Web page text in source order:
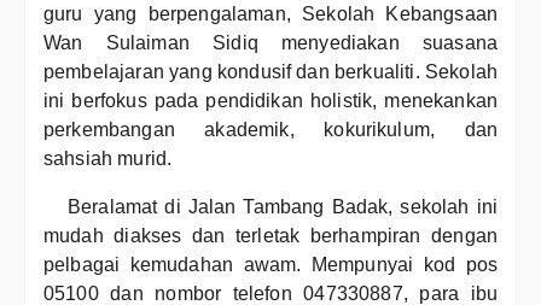
guru yang berpengalaman, Sekolah Kebangsaan
Wan Sulaiman Sidiq menyediakan suasana
pembelajaran yang kondusif dan berkualiti. Sekolah
ini berfokus pada pendidikan holistik, menekankan
perkembangan akademik, kokurikulum, dan
sahsiah murid.
Beralamat di Jalan Tambang Badak, sekolah ini
mudah diakses dan terletak berhampiran dengan
pelbagai kemudahan awam. Mempunyai kod pos
05100 dan nombor telefon 047330887, para ibu